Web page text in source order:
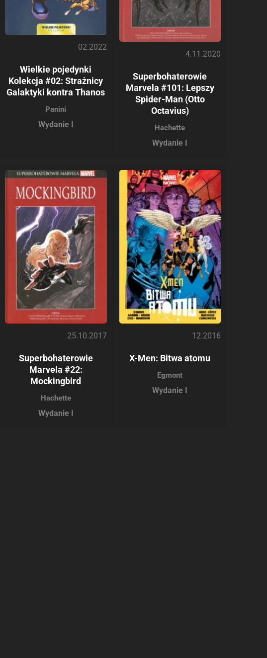
02.2022
Wielkie pojedynki
Kolekcja #02: Strażnicy
Galaktyki kontra Thanos
Panini
Wydanie I
4.11.2020
Superbohaterowie
Marvela #101: Lepszy
Spider-Man (Otto
Octavius)
Hachette
Wydanie I
25.10.2017
Superbohaterowie
Marvela #22:
Mockingbird
Hachette
Wydanie I
12.2016
X-Men: Bitwa atomu
Egmont
Wydanie I